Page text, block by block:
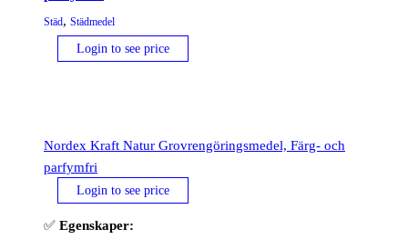
Städ, Städmedel
Login to see price
Nordex Kraft Natur Grovrengöringsmedel, Färg- och
parfymfri
Login to see price
✅ Egenskaper: